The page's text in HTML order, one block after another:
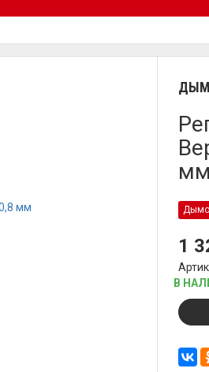
мм
1
В